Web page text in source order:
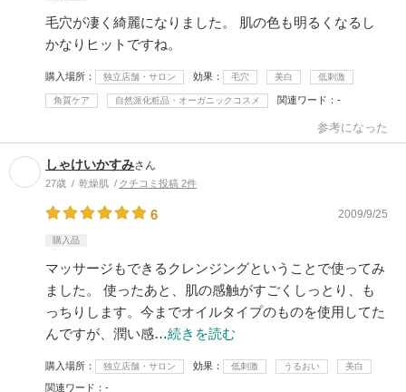
毛穴が凄く綺麗になりました。 肌の色も明るくなるし
かなりヒットですね。
購入場所 独立店舗・サロン 効果 毛穴 美白 低刺激
角質ケア 自然派化粧品・オーガニックコスメ 関連ワード -
参考になった
しゃけいかすみさん
27歳 乾燥肌 クチコミ投稿 2件
6 2009/9/25
購入品
マッサージもできるクレンジングということで使ってみ
ました。 使ったあと、肌の感触がすごくしっとり、も
っちりします。今までオイルタイプのものを使用してた
んですが、潤い感…続きを読む
購入場所 独立店舗・サロン 効果 低刺激 うるおい 美白
関連ワード -